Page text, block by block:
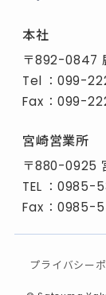
本社
〒892-0847
Tel ： 099-
Fax ：099-
宮崎営業所
〒880-0925
TEL ： 0985-
Fax ：0985-
プライバシー